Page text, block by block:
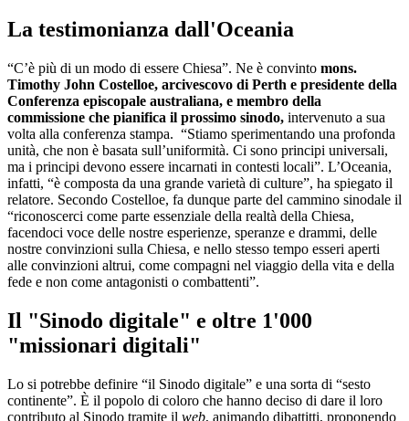
La testimonianza dall'Oceania
“C’è più di un modo di essere Chiesa”. Ne è convinto mons.
Timothy John Costelloe, arcivescovo di Perth e presidente della
Conferenza episcopale australiana, e membro della
commissione che pianifica il prossimo sinodo, intervenuto a sua
volta alla conferenza stampa. “Stiamo sperimentando una profonda
unità, che non è basata sull’uniformità. Ci sono principi universali,
ma i principi devono essere incarnati in contesti locali”. L’Oceania,
infatti, “è composta da una grande varietà di culture”, ha spiegato il
relatore. Secondo Costelloe, fa dunque parte del cammino sinodale il
“riconoscerci come parte essenziale della realtà della Chiesa,
facendoci voce delle nostre esperienze, speranze e drammi, delle
nostre convinzioni sulla Chiesa, e nello stesso tempo esseri aperti
alle convinzioni altrui, come compagni nel viaggio della vita e della
fede e non come antagonisti o combattenti”.
Il "Sinodo digitale" e oltre 1'000
"missionari digitali"
Lo si potrebbe definire “il Sinodo digitale” e una sorta di “sesto
continente”. È il popolo di coloro che hanno deciso di dare il loro
contributo al Sinodo tramite il web, animando dibattitti, proponendo